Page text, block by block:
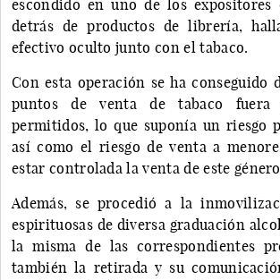
escondido en uno de los
detrás de productos de librería,
efectivo oculto junto con el tabaco.
Con esta operación se ha conseguido
puntos de venta de tabaco fuera
permitidos, lo que suponía un riesgo
así como el riesgo de venta a
estar controlada la venta de este
Además, se procedió a la
espirituosas de diversa graduación
la misma de las correspondientes
también la retirada y su